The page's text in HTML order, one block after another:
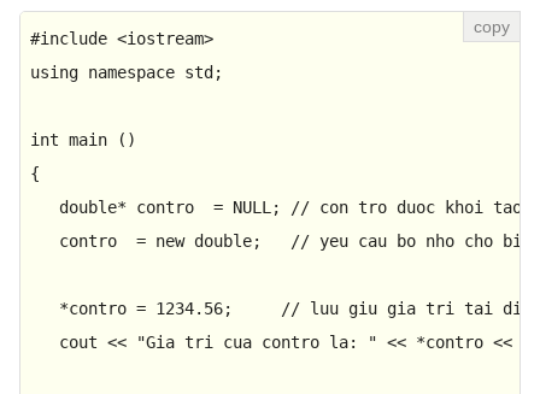
#include <iostream>
using namespace std;
int main
()
{
double* contro  = NULL ;
// con tro duoc khoi
   contro  =
new double; // yeu cau bo nho cho bien
   *contro =
1234.56;
// luu giu gia tri tai dia
   cout <<
"Gia tri cua contro la: " << *contro <<